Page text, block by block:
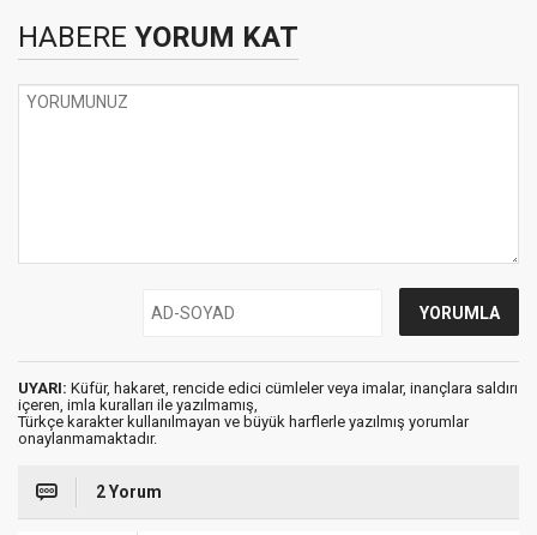
HABERE YORUM KAT
UYARI: Küfür, hakaret, rencide edici cümleler veya imalar, inançlara saldırı
içeren, imla kuralları ile yazılmamış,
Türkçe karakter kullanılmayan ve büyük harflerle yazılmış yorumlar
onaylanmamaktadır.
2 Yorum